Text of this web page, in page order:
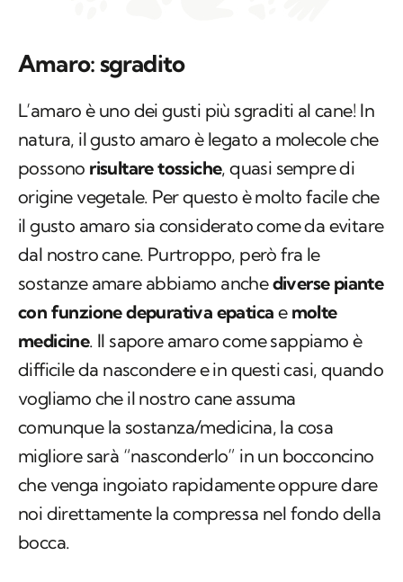
Amaro: sgradito
L’amaro è uno dei gusti più sgraditi al cane! In
natura, il gusto amaro è legato a molecole che
possono risultare tossiche, quasi sempre di
origine vegetale. Per questo è molto facile che
il gusto amaro sia considerato come da evitare
dal nostro cane. Purtroppo, però fra le
sostanze amare abbiamo anchediverse piante
con funzione depurativa epatica e molte
medicine. Il sapore amaro come sappiamo è
difficile da nascondere e in questi casi, quando
vogliamo che il nostro cane assuma
comunque la sostanza/medicina, la cosa
migliore sarà “nasconderlo” in un bocconcino
che venga ingoiato rapidamente oppure dare
noi direttamente la compressa nel fondo della
bocca.